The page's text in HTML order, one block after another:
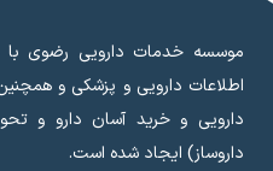
موسسه خدمات دارویی رضوی با
اطلاعات دارویی و پزشکی و
دارویی و خرید آسان دارو و
داروساز) ایجاد شده است.